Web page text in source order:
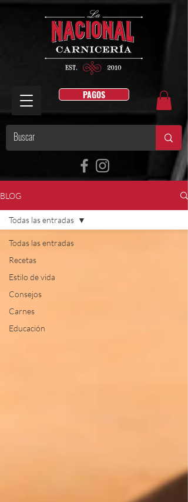
PAGOS
BLOG
Todas las entradas
Recetas
Estilo de vida
Consejos
Carnes
Educación
Todas las entradas